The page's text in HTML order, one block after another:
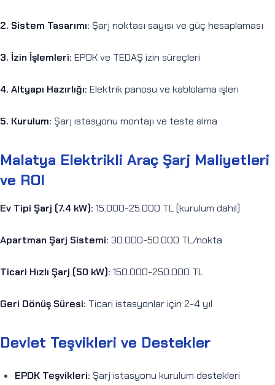
2. Sistem Tasarımı: Şarj noktası sayısı ve güç hesaplaması
3. İzin İşlemleri: EPDK ve TEDAŞ izin süreçleri
4. Altyapı Hazırlığı: Elektrik panosu ve kablolama işleri
5. Kurulum: Şarj istasyonu montajı ve teste alma
Malatya Elektrikli Araç Şarj Maliyetleri
ve ROI
Ev Tipi Şarj (7.4 kW): 15.000-25.000 TL (kurulum dahil)
Apartman Şarj Sistemi: 30.000-50.000 TL/nokta
Ticari Hızlı Şarj (50 kW): 150.000-250.000 TL
Geri Dönüş Süresi: Ticari istasyonlar için 2-4 yıl
Devlet Teşvikleri ve Destekler
EPDK Teşvikleri: Şarj istasyonu kurulum destekleri